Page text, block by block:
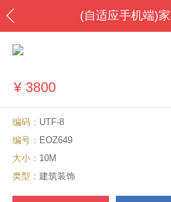
(自适应手机端)
¥ 3800
编码： UTF-8
编号： EOZ649
大小： 10M
类型： 建筑装饰